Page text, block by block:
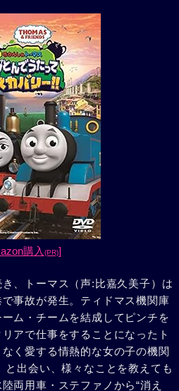
購入 (PR)]
、トーマス（声:比嘉久美子）は
事故が発生。ティドマス機関庫
ム・チームを結成してピンチを
アで仕事をすることになったト
く愛する情熱的な女の子の機関
出会い、様々なことを教えても
両用車・ステファノから“消え